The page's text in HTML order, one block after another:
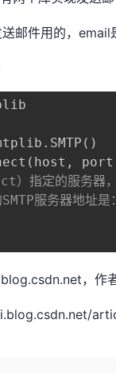
邮件用的，email
. SMTP ( )
( host , port
）指定的服务器
服务器地址是
，作